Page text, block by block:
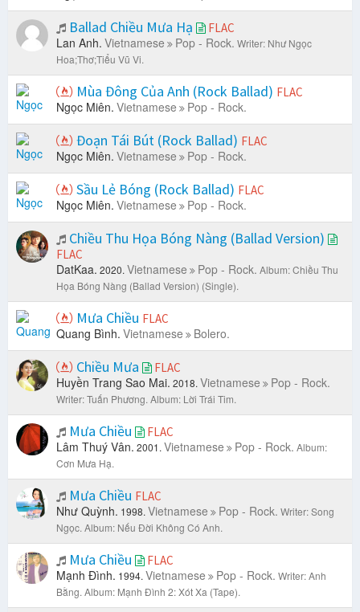
Ballad Chiều Mưa Hạ FLAC
Lan Anh. Vietnamese Pop - Rock. Writer: Như Ngọc
Hoa;Thơ;Tiểu Vũ Vi.
Mùa Đông Của Anh (Rock Ballad) FLAC
Ngọc Miên. Vietnamese Pop - Rock.
Đoạn Tái Bút (Rock Ballad) FLAC
Ngọc Miên. Vietnamese Pop - Rock.
Sầu Lẻ Bóng (Rock Ballad) FLAC
Ngọc Miên. Vietnamese Pop - Rock.
Chiều Thu Họa Bóng Nàng (Ballad Version)
FLAC
DatKaa. 2020. Vietnamese Pop - Rock. Album: Chiều Thu
Họa Bóng Nàng (Ballad Version) (Single).
Mưa Chiều FLAC
Quang Bình. Vietnamese Bolero.
Chiều Mưa FLAC
Huyền Trang Sao Mai. 2018. Vietnamese Pop - Rock.
Writer: Tuấn Phương. Album: Lời Trái Tim.
Mưa Chiều FLAC
Lâm Thuý Vân. 2001. Vietnamese Pop - Rock. Album:
Cơn Mưa Hạ.
Mưa Chiều FLAC
Như Quỳnh. 1998. Vietnamese Pop - Rock. Writer: Song
Ngọc. Album: Nếu Đời Không Có Anh.
Mưa Chiều FLAC
Mạnh Đình. 1994. Vietnamese Pop - Rock. Writer: Anh
Bằng. Album: Mạnh Đình 2: Xót Xa (Tape).